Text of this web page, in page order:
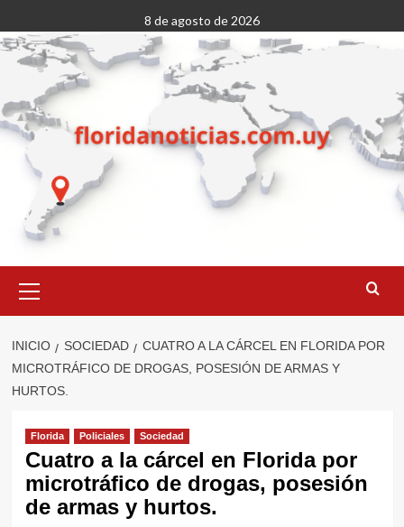
al
contenido
8 de agosto de 2026
primario
INICIO SOCIEDAD
CUATRO A LA CÁRCEL EN FLORIDA POR
MICROTRÁFICO DE DROGAS, POSESIÓN DE ARMAS Y
HURTOS.
Florida Policiales Sociedad
Cuatro a la cárcel en Florida por
microtráfico de drogas, posesión
de armas y hurtos.